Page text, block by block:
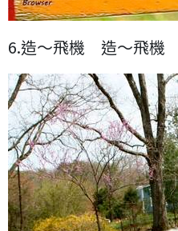
6.造～飛機 造～飛機